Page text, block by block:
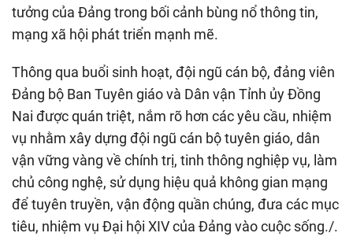
tưởng của Đảng trong bối cảnh bùng nổ thông tin,
mạng xã hội phát triển mạnh mẽ.
Thông qua buổi sinh hoạt, đội ngũ cán bộ, đảng viên
Đảng bộ Ban Tuyên giáo và Dân vận Tỉnh ủy Đồng
Nai được quán triệt, nắm rõ hơn các yêu cầu, nhiệm
vụ nhằm xây dựng đội ngũ cán bộ tuyên giáo, dân
vận vững vàng về chính trị, tinh thông nghiệp vụ, làm
chủ công nghệ, sử dụng hiệu quả không gian mạng
để tuyên truyền, vận động quần chúng, đưa các mục
tiêu, nhiệm vụ Đại hội XIV của Đảng vào cuộc sống./.